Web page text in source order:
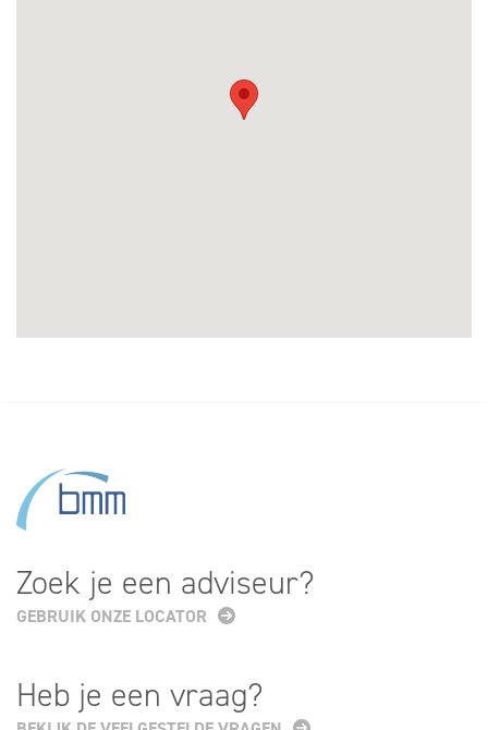
Zoek je een adviseur?
GEBRUIK ONZE LOCATOR
Heb je een vraag?